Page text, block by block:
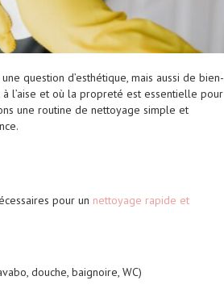
question d’esthétique, mais aussi de bien-
l’aise et où la propreté est essentielle pour
une routine de nettoyage simple et
pour un nettoyage rapide et
douche, baignoire, WC)